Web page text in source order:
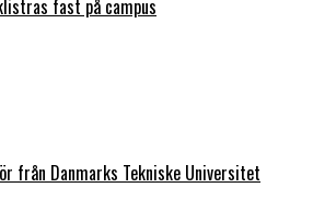
fast på campus
från Danmarks Tekniske Universitet